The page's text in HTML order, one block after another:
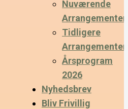
Nuværende
Arrangementer
Tidligere
Arrangementer
Årsprogram
2026
Nyhedsbrev
Bliv Frivillig